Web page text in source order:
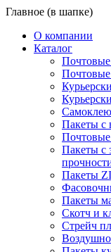
Главное (в шапке)
О компании
Каталог
Почтовые
Пакеты с
Пакеты с
Пакеты
Пакеты
Скотч и
Стрейч